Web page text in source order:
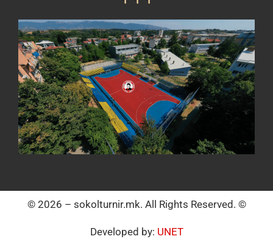
© 2026 – sokolturnir.mk. All Rights Reserved. ©
Developed by: UNET